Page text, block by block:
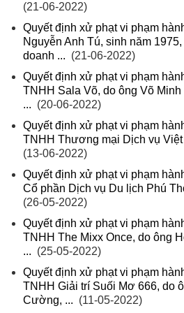
(21-06-2022)
Quyết định xử phạt vi phạm
Nguyễn Anh Tú, sinh năm
doanh ... (21-06-2022)
Quyết định xử phạt vi phạm
TNHH Sala Võ, do ông Võ
... (20-06-2022)
Quyết định xử phạt vi phạm
TNHH Thương mại Dịch vụ Việt
(13-06-2022)
Quyết định xử phạt vi phạm
Cổ phần Dịch vụ Du lịch Phú
(26-05-2022)
Quyết định xử phạt vi phạm
TNHH The Mixx Once, do ông
... (25-05-2022)
Quyết định xử phạt vi phạm
TNHH Giải trí Suối Mơ 666, do
Cường, ... (11-05-2022)